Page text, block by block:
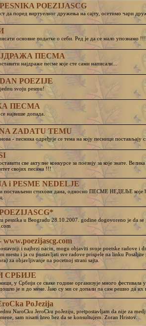
POEZIJASCG
да поред виртуелног дружења на сајту, осетимо
основне податке о себи. Ред је да се мало упознамо !!!
ПЕСМА
најдраже песме које сте сами написали...
POEZIJE
svoju pesmu!
ПЕСМА
највише допада.
ZADATU TEMU
- песника одређује се тема на коју песници
све актулне конкурсе за поезију за које знате.
својих песама !!!
i PESME NEDELJE
постављени стихови дана, односно ПЕСМЕ НЕДЕЉЕ које
pesnika u Beogradu 28.10.2007. godine dogovoreno je da
i najbrzi nacin, mogu objaviti svoje poetske radove i
mestu i ja cu postavljati sve radove prispele na linku
za objavljivanje na pocetnoj strani sajta.
СРБИЈЕ
у Србији се сваке године организује много фестивала
је и до мене. Јако су ми се допали па сам решио да
PoJezija
NaroCku JeroCku poJeziju, pretpostavljam da nije za
sam nisam hteo bez da se konsultujem. Zoran Hristov.